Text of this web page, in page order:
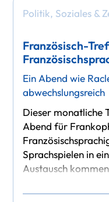
Politik, Soziales &
Französisch-
Ein Abend wie
abwechslungsreich
Dieser monatliche
Abend für
Sprachspielen in
Austausch
pflegen